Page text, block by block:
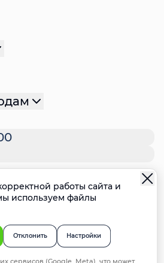
систем
работы сайта и
используем файлы
Отклонить Настройки
сервисов (Google, Meta), что может